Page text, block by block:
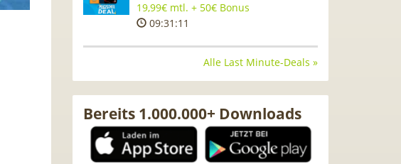
19,99€ mtl. + 50€ Bonus
09:31:10
Alle Last Minute-Deals »
Bereits 1.000.000+ Downloads